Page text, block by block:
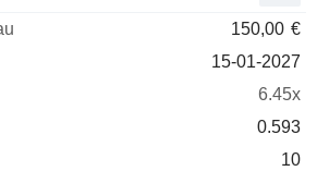
150,00 €
15-01-2027
6.45x
0.593
10